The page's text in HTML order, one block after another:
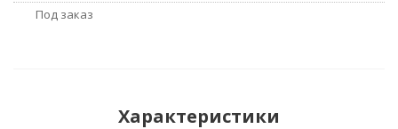
Под заказ
Характеристики